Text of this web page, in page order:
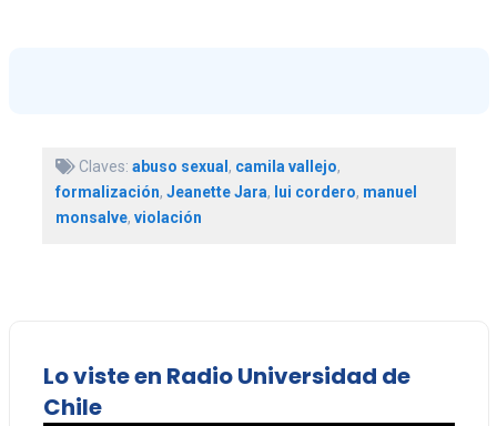
Claves: abuso sexual , camila vallejo,
formalización, Jeanette Jara, lui cordero, manuel
monsalve, violación
Lo viste en Radio Universidad de
Chile